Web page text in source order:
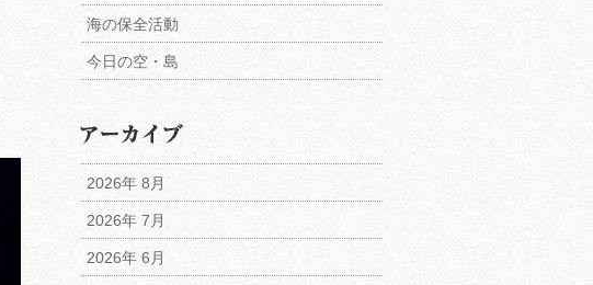
海の保全活動
今日の空・島
2026年 8月
2026年 7月
2026年 6月